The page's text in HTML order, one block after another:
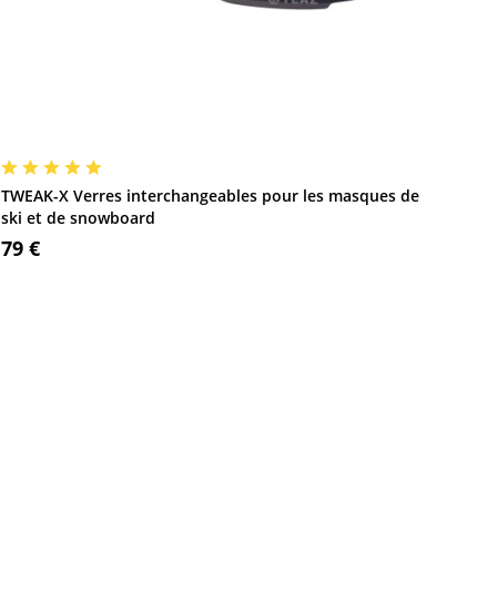
TWEAK-X Verres interchangeables pour les masques de
ski et de snowboard
79 €